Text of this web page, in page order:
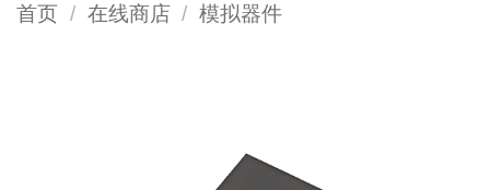
首页 / 在线商店 / 模拟器件